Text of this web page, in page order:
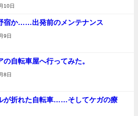
10日
宿か……出発前のメンテナンス
9日
の自転車屋へ行ってみた。
8日
が折れた自転車……そしてケガの療